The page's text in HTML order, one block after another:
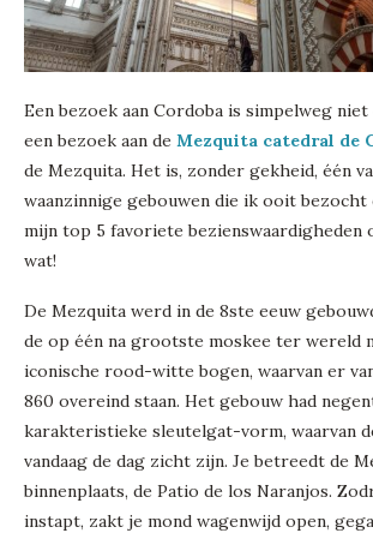
Een bezoek aan Cordoba is simpelweg
een bezoek aan de Mezquita catedral de
de Mezquita. Het is, zonder gekheid, één
waanzinnige gebouwen die ik ooit
mijn top 5 favoriete bezienswaardigheden
wat!
De Mezquita werd in de 8ste eeuw
de op één na grootste moskee ter wereld
iconische rood-witte bogen, waarvan er
860 overeind staan. Het gebouw had
karakteristieke sleutelgat-vorm, waarvan
vandaag de dag zicht zijn. Je betreedt de
binnenplaats, de Patio de los Naranjos.
instapt, zakt je mond wagenwijd open,